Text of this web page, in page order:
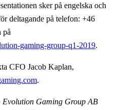
sker på engelska och
deltagande på telefon: +46
på
gaming-group-q1-2019.
CFO Jacob Kaplan,
.
Evolution Gaming Group AB